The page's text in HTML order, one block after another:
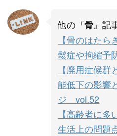
他の『骨』記
【骨のはた
鬆症や拘縮予
【廃用症候
能低下の影響
ジ vol.52
【高齢者に多
生活上の問題